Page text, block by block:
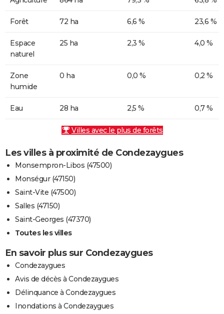
Forêt 72 ha 6,6 % 23,6 %
Espace
naturel
25 ha 2,3 % 4,0 %
Zone
humide
0 ha 0,0 % 0,2 %
Eau 28 ha 2,5 % 0,7 %
Villes avec le plus de forêts
Les villes à proximité de Condezaygues
Monsempron-Libos (47500)
Monségur (47150)
Saint-Vite (47500)
Salles (47150)
Saint-Georges (47370)
Toutes les villes
En savoir plus sur Condezaygues
Condezaygues
Avis de décès à Condezaygues
Délinquance à Condezaygues
Inondations à Condezaygues